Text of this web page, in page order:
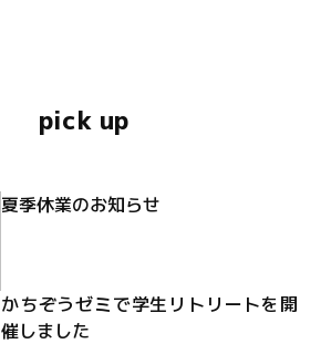
pick up
夏季休業のお知らせ
かちぞうゼミで学生リトリートを開
催しました